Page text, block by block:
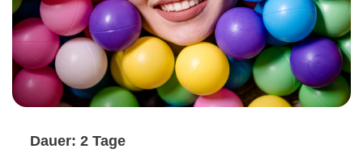
Dauer: 2 Tage